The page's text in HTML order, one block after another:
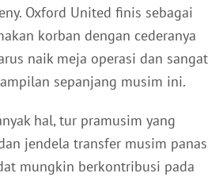
Oxford United finis sebagai
korban dengan cederanya
naik meja operasi dan sangat
sepanjang musim ini.
hal, tur pramusim yang
jendela transfer musim panas
mungkin berkontribusi pada